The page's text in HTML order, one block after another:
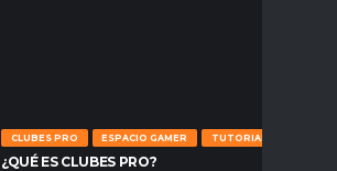
CLUBES PRO ESPACIO GAMER TUTORIALES
¿QUÉ ES CLUBES PRO?